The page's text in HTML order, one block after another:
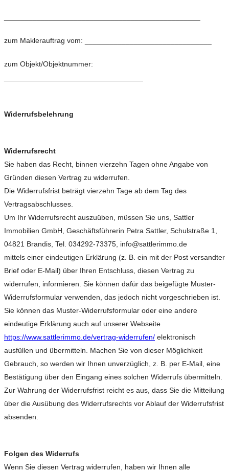
zum Maklerauftrag vom: _______________________________
zum Objekt/Objektnummer:
Widerrufsbelehrung
Widerrufsrecht
Sie haben das Recht, binnen vierzehn Tagen ohne Angabe von
Gründen diesen Vertrag zu widerrufen.
Die Widerrufsfrist beträgt vierzehn Tage ab dem Tag des
Vertragsabschlusses.
Um Ihr Widerrufsrecht auszuüben, müssen Sie uns, Sattler
Immobilien GmbH, Geschäftsführerin Petra Sattler, Schulstraße 1,
04821 Brandis, Tel. 034292-73375, info@sattlerimmo.de
mittels einer eindeutigen Erklärung (z. B. ein mit der Post versandter
Brief oder E-Mail) über Ihren Entschluss, diesen Vertrag zu
widerrufen, informieren. Sie können dafür das beigefügte Muster-
Widerrufsformular verwenden, das jedoch nicht vorgeschrieben ist.
Sie können das Muster-Widerrufsformular oder eine andere
eindeutige Erklärung auch auf unserer Webseite
https://www.sattlerimmo.de/vertrag-widerrufen/ elektronisch
ausfüllen und übermitteln. Machen Sie von dieser Möglichkeit
Gebrauch, so werden wir Ihnen unverzüglich, z. B. per E-Mail, eine
Bestätigung über den Eingang eines solchen Widerrufs übermitteln.
Zur Wahrung der Widerrufsfrist reicht es aus, dass Sie die Mitteilung
über die Ausübung des Widerrufsrechts vor Ablauf der Widerrufsfrist
absenden.
Folgen des Widerrufs
Wenn Sie diesen Vertrag widerrufen, haben wir Ihnen alle